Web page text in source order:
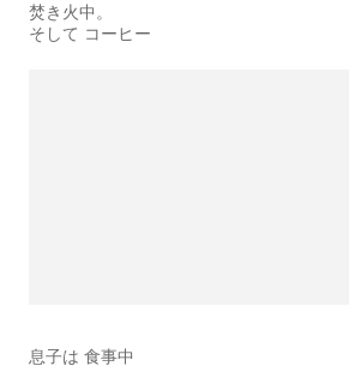
焚き火中。
そして コーヒー
息子は 食事中